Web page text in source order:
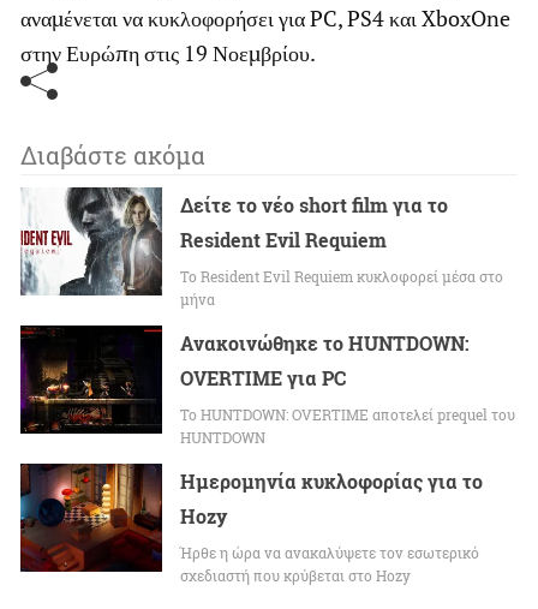
αναμένεται να κυκλοφορήσει για PC, PS4 και XboxOne
στην Ευρώπη στις 19 Νοεμβρίου.
Διαβάστε ακόμα
Δείτε το νέο short film για το
Resident Evil Requiem
To Resident Evil Requiem κυκλοφορεί μέσα στο
μήνα
Ανακοινώθηκε το HUNTDOWN:
OVERTIME για PC
Το HUNTDOWN: OVERTIME αποτελεί prequel του
HUNTDOWN
Ημερομηνία κυκλοφορίας για το
Hozy
Ήρθε η ώρα να ανακαλύψετε τον εσωτερικό
σχεδιαστή που κρύβεται στο Hozy